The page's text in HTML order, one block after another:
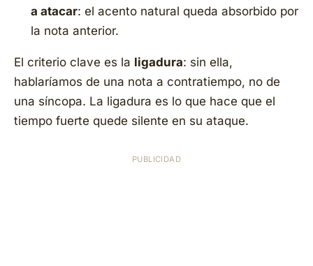
a atacar: el acento natural queda absorbido por
la nota anterior.
El criterio clave es la ligadura: sin ella,
hablaríamos de una nota a contratiempo, no de
una síncopa. La ligadura es lo que hace que el
tiempo fuerte quede silente en su ataque.